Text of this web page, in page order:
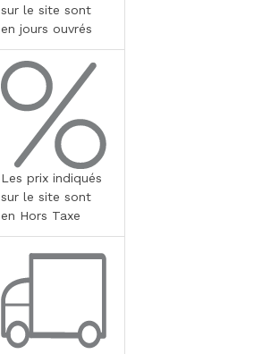
sur le site sont
en jours ouvrés
Les prix indiqués
sur le site sont
en Hors Taxe